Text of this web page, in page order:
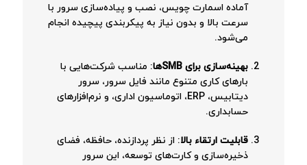
آماده اسمارت چویس، نصب و پیاده‌سازی سرور با
سرعت بالا و بدون نیاز به پیکربندی پیچیده انجام
می‌شود.
بهینه‌سازی برای SMBها
: مناسب شرکت‌هایی با
بارهای کاری متنوع مانند فایل سرور، سرور
دیتابیس، ERP، اتوماسیون اداری، و نرم‌افزارهای
حسابداری.
قابلیت ارتقاء بالا: از نظر پردازنده، حافظه، فضای
ذخیره‌سازی و کارت‌های توسعه، این سرور